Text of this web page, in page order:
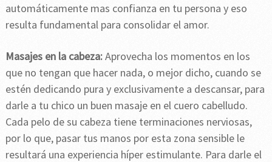
automáticamente mas confianza en tu persona y eso
resulta fundamental para consolidar el amor.
Masajes en la cabeza:Aprovecha los momentos en los
que no tengan que hacer nada, o mejor dicho, cuando se
estén dedicando pura y exclusivamente a descansar, para
darle a tu chico un buen masaje en el cuero cabelludo.
Cada pelo de su cabeza tiene terminaciones nerviosas,
por lo que, pasar tus manos por esta zona sensible le
resultará una experiencia híper estimulante. Para darle el